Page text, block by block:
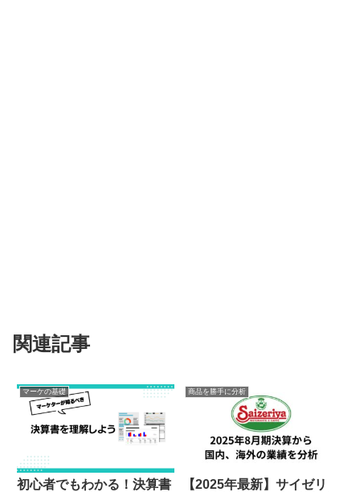
関連記事
マーケの基礎
初心者でもわかる！決算書
商品を勝手に分析
【2025年最新】サイゼリ